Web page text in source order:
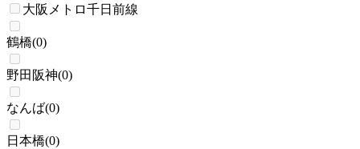
大阪メトロ千日前線
鶴橋(0)
野田阪神(0)
なんば(0)
日本橋(0)